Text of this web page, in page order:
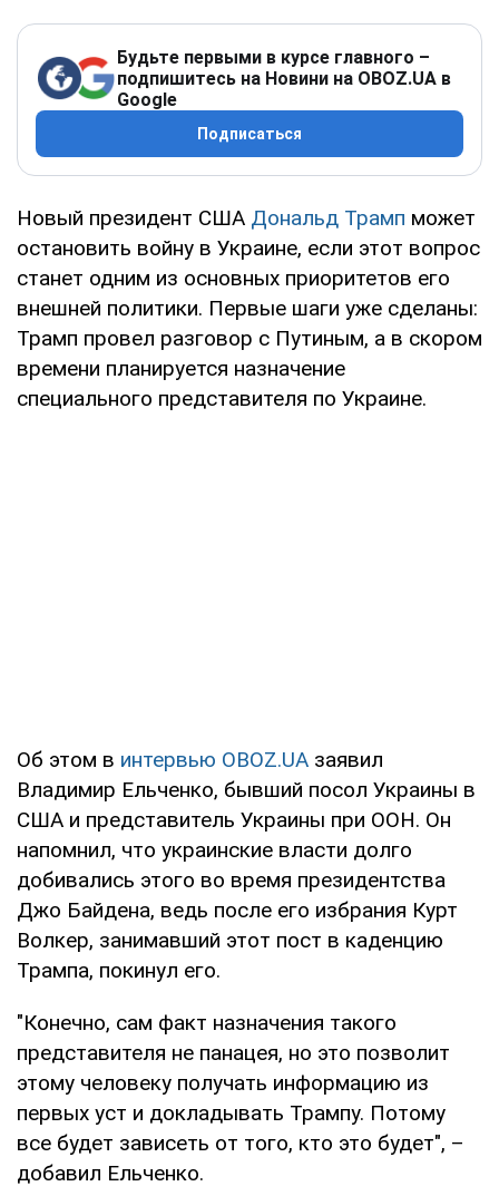
Будьте первыми в курсе главного –
подпишитесь на Новини на OBOZ.UA в
Google
Подписаться
Новый президент США Дональд Трамп может
остановить войну в Украине, если этот вопрос
станет одним из основных приоритетов его
внешней политики. Первые шаги уже сделаны:
Трамп провел разговор с Путиным, а в скором
времени планируется назначение
специального представителя по Украине.
Об этом в интервью OBOZ.UA заявил
Владимир Ельченко, бывший посол Украины в
США и представитель Украины при ООН. Он
напомнил, что украинские власти долго
добивались этого во время президентства
Джо Байдена, ведь после его избрания Курт
Волкер, занимавший этот пост в каденцию
Трампа, покинул его.
"Конечно, сам факт назначения такого
представителя не панацея, но это позволит
этому человеку получать информацию из
первых уст и докладывать Трампу. Потому
все будет зависеть от того, кто это будет", –
добавил Ельченко.